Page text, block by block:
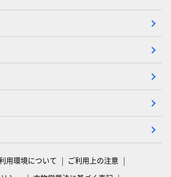
用環境について
ご利用上の注意